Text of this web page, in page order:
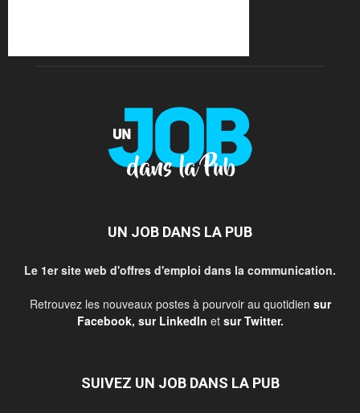
UN JOB DANS LA PUB
Le 1er site web d'offres d'emploi dans la communication.
Retrouvez les nouveaux postes à pourvoir au quotidien sur
Facebook, sur LinkedIn et sur Twitter.
SUIVEZ UN JOB DANS LA PUB